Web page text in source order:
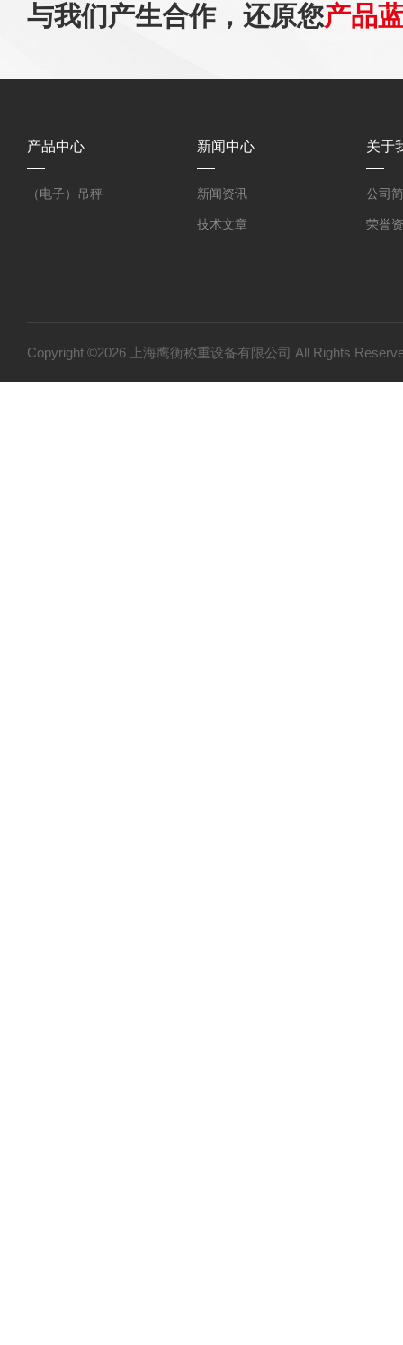
与我们产生合作，还原您产品
产品中心
（电子）吊秤
新闻中心
新闻资讯
技术文章
关于
公司
荣誉
Copyright ©2026 上海鹰衡称重设备有限公司 All Rights